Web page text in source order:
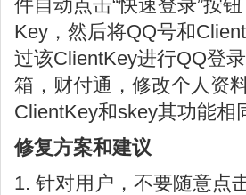
件自动点击“快速登录”按
Key，然后将QQ号和
过该ClientKey进行QQ登
箱，财付通，修改个人资
ClientKey和skey其功能相
修复方案和建议
1. 针对用户，不要随意点